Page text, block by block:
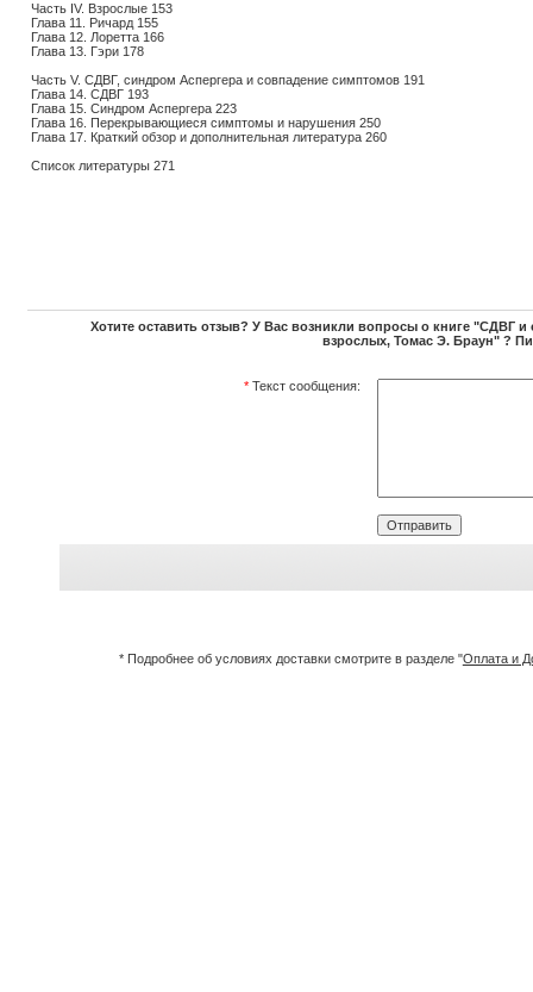
Часть IV. Взрослые 153
Глава 11. Ричард 155
Глава 12. Лоретта 166
Глава 13. Гэри 178
Часть V. СДВГ, синдром Аспергера и совпадение симптомов 191
Глава 14. СДВГ 193
Глава 15. Синдром Аспергера 223
Глава 16. Перекрывающиеся симптомы и нарушения 250
Глава 17. Краткий обзор и дополнительная литература 260
Список литературы 271
Хотите оставить отзыв? У Вас возникли вопросы о книге "СДВГ
взрослых, Томас Э. Браун" ?
* Текст сообщения:
* Подробнее об условиях доставки смотрите в разделе "Оплата и